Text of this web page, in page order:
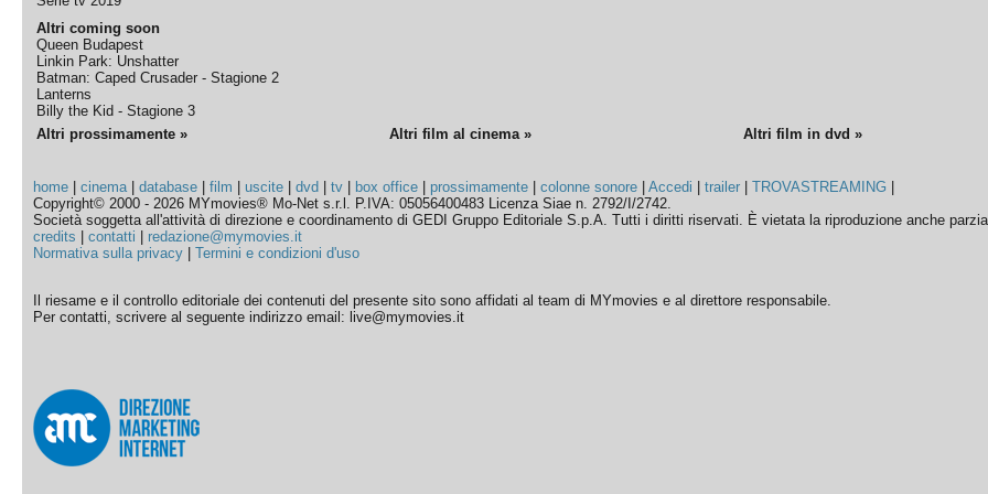
Altri coming soon
Queen Budapest
Linkin Park: Unshatter
Batman: Caped Crusader - Stagione 2
Lanterns
Billy the Kid - Stagione 3
Altri prossimamente » Altri film al cinema » Altri film in dvd »
home |cinema|database |film |uscite |dvd |tv box office prossimamente |colonne sonore |Accedi |trailer |TROVASTREAMING
Copyright© 2000 - 2026 MYmovies® Mo-Net s.r.l. P.IVA: 05056400483 Licenza Siae n. 2792/I/2742.
Società soggetta all'attività di direzione e coordinamento di GEDI Gruppo Editoriale S.p.A. Tutti i diritti riservati. È vietata la riproduzione anche
credits |contatti
redazione@mymovies.it
Normativa sulla privacy |Termini e condizioni d'uso
Il riesame e il controllo editoriale dei contenuti del presente sito sono affidati al team di MYmovies e al direttore responsabile.
Per contatti, scrivere al seguente indirizzo email: live@mymovies.it